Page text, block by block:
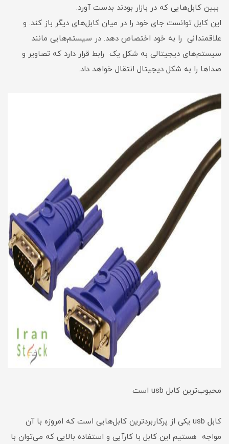
ببین کابل‌هایی که در بازار بودند بدست آورد.
این کابل توانست جای خود را در میان کابل‌های دیگر باز کند. و
علاقمندانی را به خود اختصاص دهد. در سیستم‌هایی مانند
سیستم‌های دیجیتالی به شکل یک رابط قرار دارد که تصاویر و
صدا‌ها را به شکل دیجیتال انتقال خواهد داد.
محبوب‌ترین کابل usb است
کابل usb یکی از پرکاربرد‌ترین کابل‌هایی است که امروزه با آن
مواجه هستیم این کابل با کارآیی و استفاده بالایی که می‌توان با